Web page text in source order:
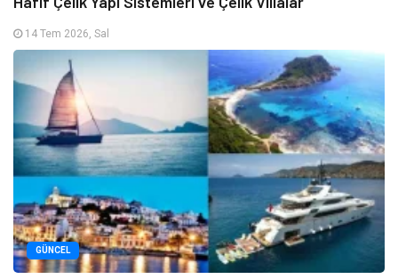
14 Tem 2026, Sal
GÜNCEL